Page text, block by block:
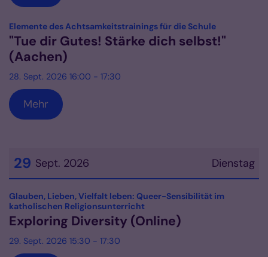
Elemente des Achtsamkeitstrainings für die Schule:
"Tue dir Gutes! Stärke dich selbst!"
(Aachen)
28. Sept. 2026 16:00 - 17:30
Mehr
Dienstag
29 Sept. 2026
Datum: 29. September 2026
Glauben, Lieben, Vielfalt leben: Queer-Sensibilität im
katholischen Religionsunterricht:
Exploring Diversity (Online)
29. Sept. 2026 15:30 - 17:30